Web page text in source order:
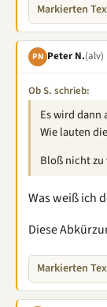
Markierten
PN Peter N.(alv)
Ob S. schrieb:
Es wird dann
Wie lauten
Bloß nicht
Was weiß ich
Diese
Markierten